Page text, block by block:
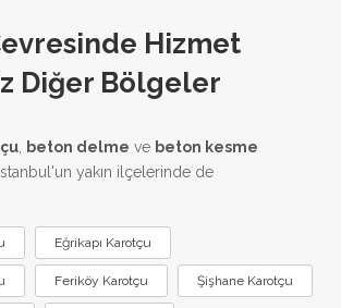
Hizmet
Diğer Bölgeler
beton delme ve beton kesme
yakın ilçelerinde de
Eğrikapı Karotçu
Feriköy Karotçu Şişhane Karotçu